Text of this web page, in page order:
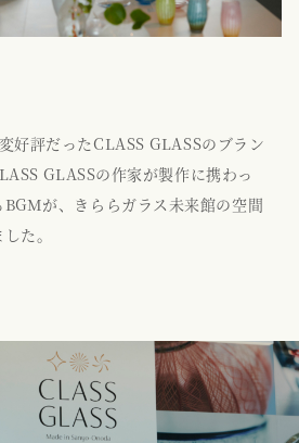
好評だったCLASS GLASSのブラン
GLASSの作家が製作に携わっ
が、きららガラス未来館の空間
た。